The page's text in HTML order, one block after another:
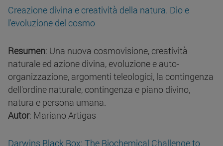
Creazione divina e creatività della natura. Dio e
l'evoluzione del cosmo
Resumen: Una nuova cosmovisione, creatività
naturale ed azione divina, evoluzione e auto-
organizzazione, argomenti teleologici, la contingenza
dell'ordine naturale, contingenza e piano divino,
natura e persona umana.
Autor: Mariano Artigas
Darwins Black Box: The Biochemical Challenge to